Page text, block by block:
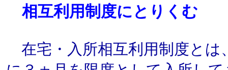
相互利用制度にとりくむ
在宅・入所相互利用制度とは